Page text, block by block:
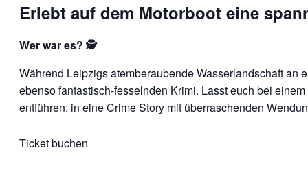
Erlebt auf dem Motorboot eine
Wer war es? 🕵️
Während Leipzigs atemberaubende Wasserlandschaft an
ebenso fantastisch-fesselnden Krimi. Lasst euch bei
entführen: in eine Crime Story mit überraschenden
Ticket buchen